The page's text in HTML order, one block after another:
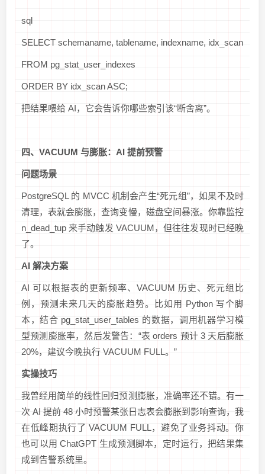
sql
SELECT schemaname, tablename, indexname, idx_scan
FROM pg_stat_user_indexes
ORDER BY idx_scan ASC;
把结果喂给 AI，它会告诉你哪些索引该“断舍离”。
四、VACUUM 与膨胀：AI 提前预警
问题场景
PostgreSQL 的 MVCC 机制会产生“死元组”，如果不及时
清理，表就会膨胀，查询变慢，磁盘空间暴涨。你靠监控
n_dead_tup 来手动触发 VACUUM，但往往发现时已经晚
了。
AI 解决方案
AI 可以根据表的更新频率、VACUUM 历史、死元组比
例，预测未来几天的膨胀趋势。比如用 Python 写个脚
本，结合 pg_stat_user_tables 的数据，调用机器学习模
型预测膨胀率，然后发警告：“表 orders 预计 3 天后膨胀
20%，建议今晚执行 VACUUM FULL。”
实操技巧
我曾经用简单的线性回归预测膨胀，准确率还不错。有一
次 AI 提前 48 小时预警某张日志表会膨胀到影响查询，我
在低峰期执行了 VACUUM FULL，避免了业务抖动。你
也可以用 ChatGPT 生成预测脚本，定时运行，把结果集
成到告警系统里。